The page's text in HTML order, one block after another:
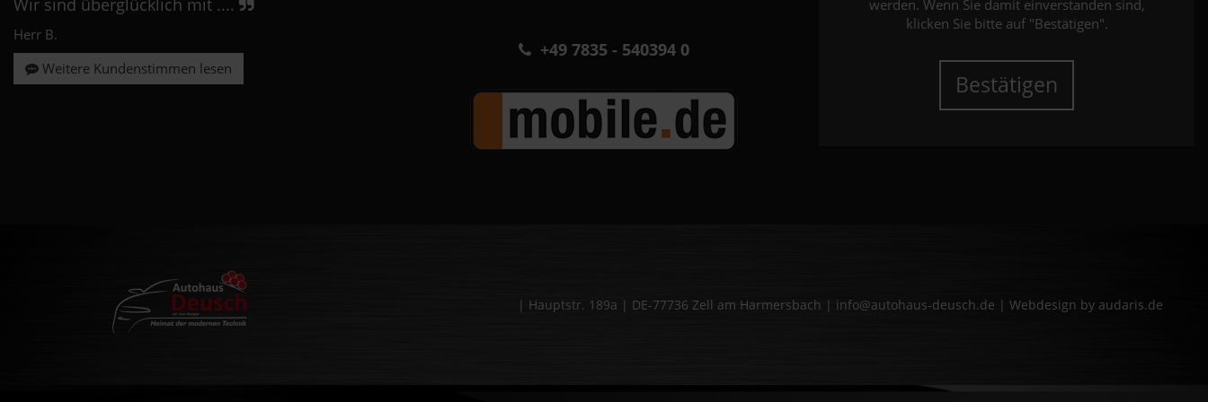
Wir sind überglücklich mit ....
Herr B.
Weitere Kundenstimmen lesen
+49 7835 - 540394 0
werden. Wenn Sie damit einverstanden sind,
klicken Sie bitte auf "Bestätigen".
Bestätigen
| Hauptstr. 189a | DE-77736 Zell am Harmersbach | info@autohaus-deusch.de | Webdesign by audaris.de